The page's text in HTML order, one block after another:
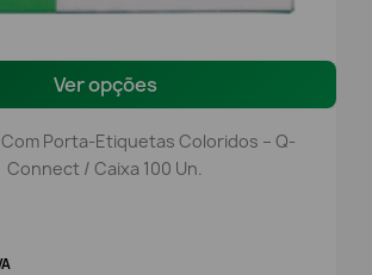
Ver opções
Porta-Etiquetas Coloridos – Q-
Connect / Caixa 100 Un.